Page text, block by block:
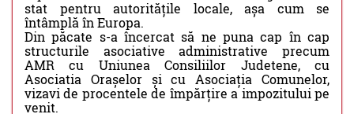
stat pentru autoritățile locale, așa cum se
întâmplă în Europa.
Din păcate s-a încercat să ne puna cap în cap
structurile asociative administrative precum
AMR cu Uniunea Consiliilor Judetene, cu
Asociatia Orașelor și cu Asociația Comunelor,
vizavi de procentele de împărțire a impozitului pe
venit.